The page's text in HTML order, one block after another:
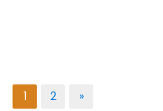
1 2 »